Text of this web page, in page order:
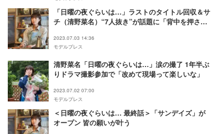
「日曜の夜ぐらいは…」ラストのタイトル回収＆サ
チ（清野菜名）“7人抜き”が話題に「背中を押され
2023.07.03 14:36
モデルプレス
清野菜名「日曜の夜ぐらいは…」涙の撮了 1年半ぶ
りドラマ撮影参加で「改めて現場って楽しいな」
2023.07.02 07:00
モデルプレス
＜日曜の夜ぐらいは… 最終話＞「サンデイズ」が
オープン 皆の願いが叶う